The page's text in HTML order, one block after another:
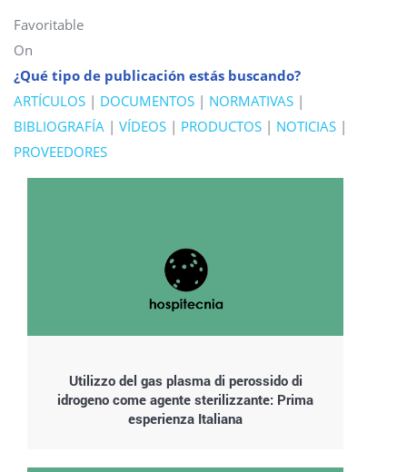
Favoritable
On
¿Qué tipo de publicación estás buscando?
ARTÍCULOS | DOCUMENTOS | NORMATIVAS |
BIBLIOGRAFÍA | VÍDEOS | PRODUCTOS | NOTICIAS |
PROVEEDORES
Utilizzo del gas plasma di perossido di
idrogeno come agente sterilizzante: Prima
esperienza Italiana